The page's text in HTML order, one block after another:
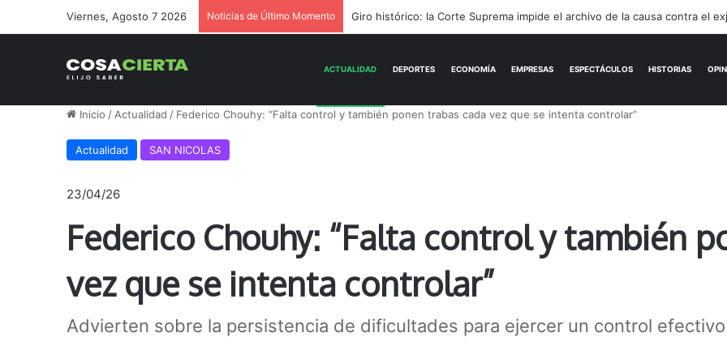
Viernes, Agosto 7 2026 Noticias de Último Momento Gerónimo Podestá: pasión, gestión y un sueño llamado ascenso
Inicio / Actualidad / Federico Chouhy: “Falta control y también ponen trabas cada vez que se intenta controlar”
Actualidad SAN NICOLAS
23/04/26
Federico Chouhy: “Falta control y también
vez que se intenta controlar”
Advierten sobre la persistencia de dificultades para ejercer un control